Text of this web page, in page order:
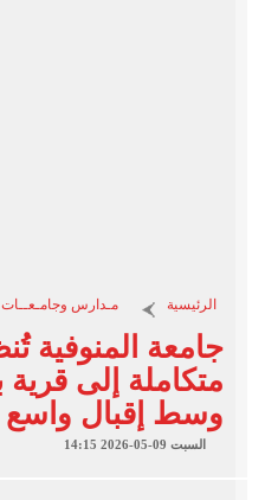
الرئيسية مـدارس وجامـعــات
جامعة المنوفية
متكاملة إلى
وسط إقبال واسع
السبت 09-05-2026 14:15